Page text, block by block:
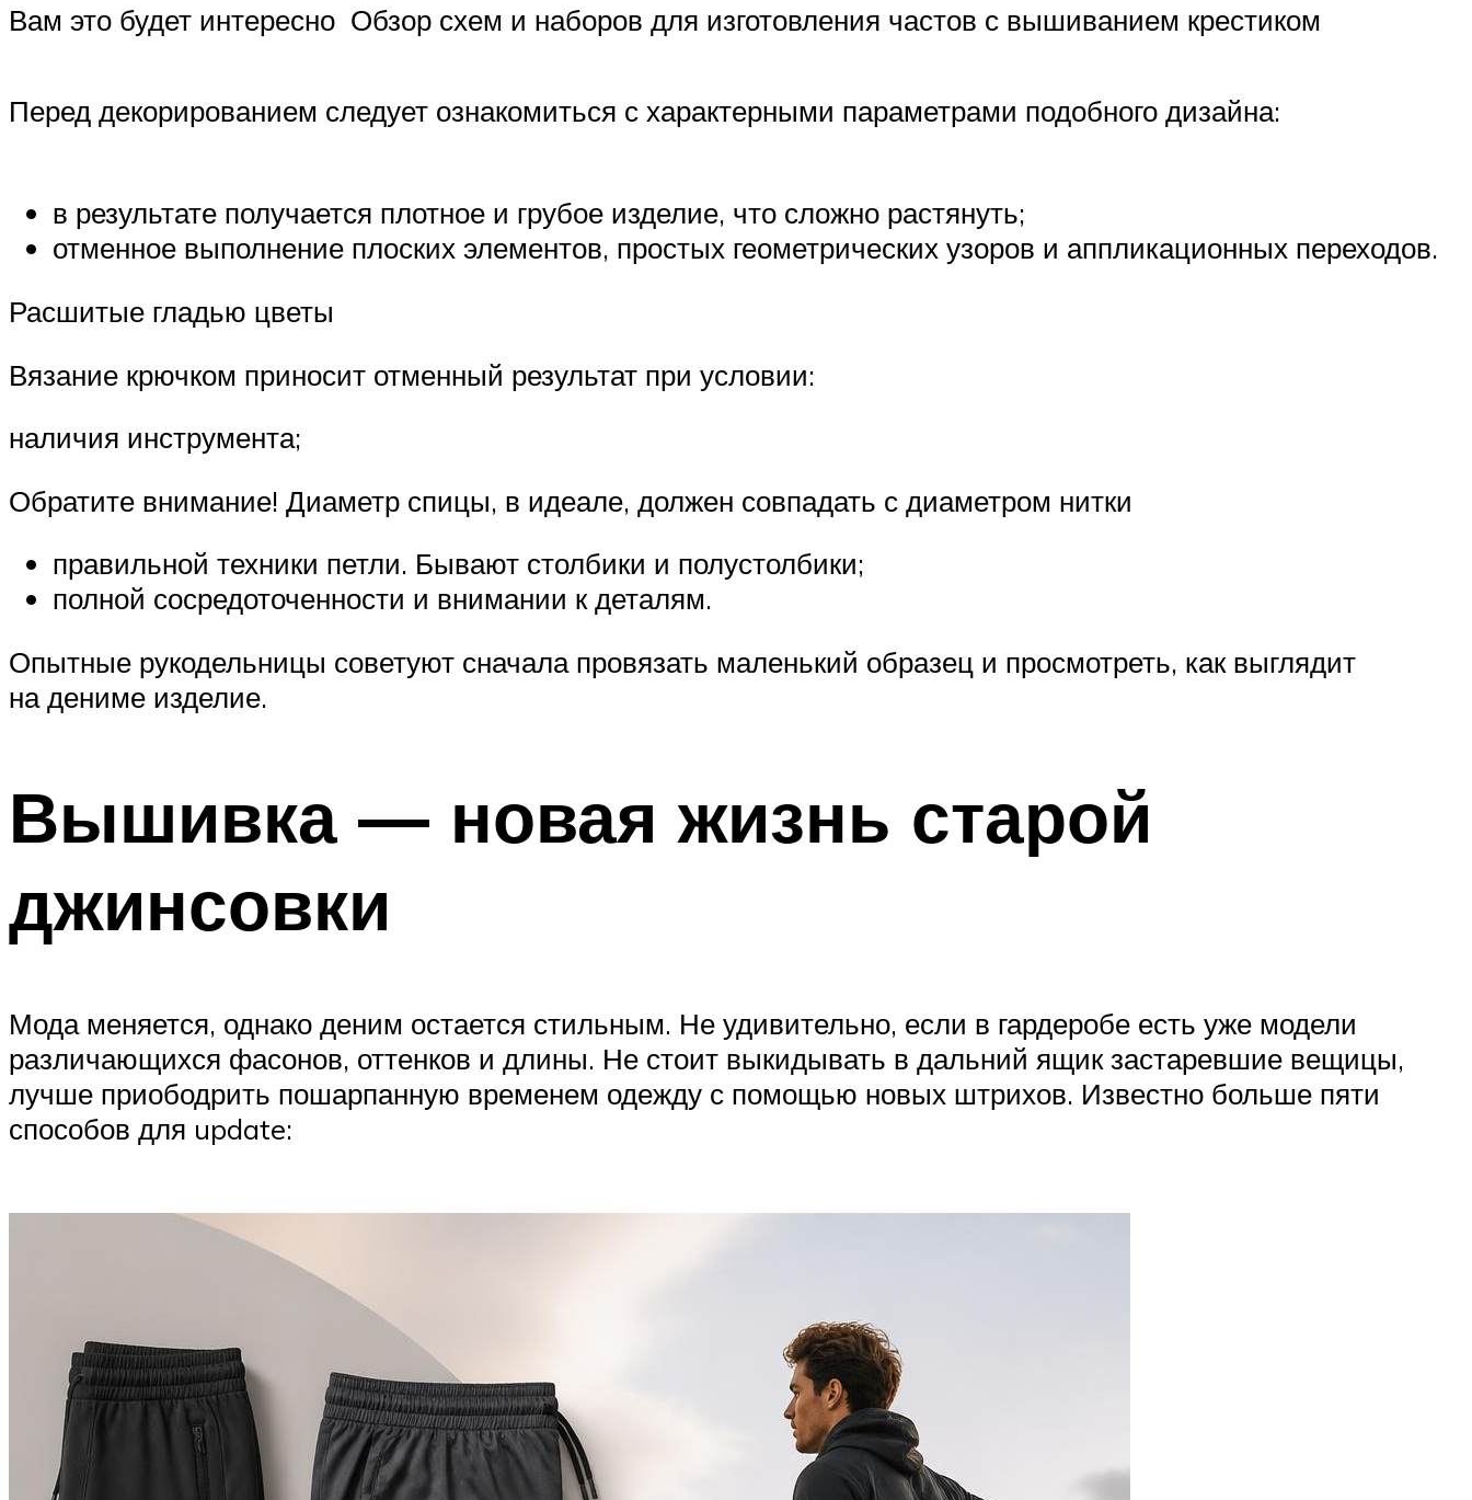
Вам это будет интересно Обзор схем и наборов для изготовления частов с вышиванием крестиком
Перед декорированием следует ознакомиться с характерными параметрами подобного дизайна:
в результате получается плотное и грубое изделие, что сложно растянуть;
отменное выполнение плоских элементов, простых геометрических узоров и аппликационных переходов.
Расшитые гладью цветы
Вязание крючком приносит отменный результат при условии:
наличия инструмента;
Обратите внимание! Диаметр спицы, в идеале, должен совпадать с диаметром нитки
правильной техники петли. Бывают столбики и полустолбики;
полной сосредоточенности и внимании к деталям.
Опытные рукодельницы советуют сначала провязать маленький образец и просмотреть, как выглядит
на дениме изделие.
Вышивка — новая жизнь старой
джинсовки
Мода меняется, однако деним остается стильным. Не удивительно, если в гардеробе есть уже модели
различающихся фасонов, оттенков и длины. Не стоит выкидывать в дальний ящик застаревшие вещицы,
лучше приободрить пошарпанную временем одежду с помощью новых штрихов. Известно больше пяти
способов для update: